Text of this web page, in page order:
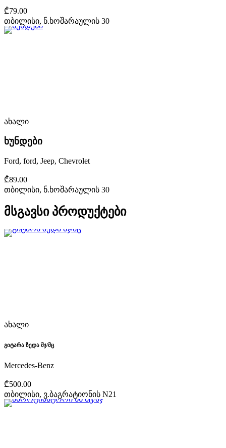
₾79.00
თბილისი, ნ.ხოშარაულის 30
ახალი
ხუნდები
Ford, ford, Jeep, Chevrolet
₾89.00
თბილისი, ნ.ხოშარაულის 30
მსგავსი პროდუქტები
ახალი
გიტარა ზედა მჯ/მც
Mercedes-Benz
₾500.00
თბილისი, ვ.ბაგრატიონის N21